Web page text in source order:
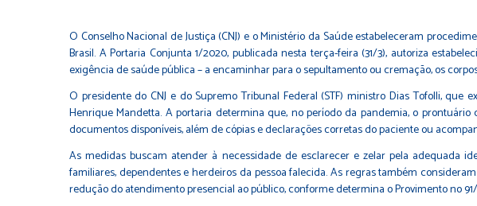
O Conselho Nacional de Justiça (CNJ) e o Ministério da Saúde estabeleceram
Brasil. A Portaria Conjunta 1/2020, publicada nesta terça-feira (31/3), autoriza
exigência de saúde pública – a encaminhar para o sepultamento ou cremação, os
O presidente do CNJ e do Supremo Tribunal Federal (STF) ministro Dias Tofolli,
Henrique Mandetta. A portaria determina que, no período da pandemia, o
documentos disponíveis, além de cópias e declarações corretas do paciente ou
As medidas buscam atender à necessidade de esclarecer e zelar pela adequada
familiares, dependentes e herdeiros da pessoa falecida. As regras também
redução do atendimento presencial ao público, conforme determina o Provimento no